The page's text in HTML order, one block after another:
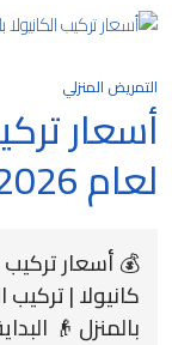
التمريض المنزلي
أسعار
لعام 2026 – 2027
💰 أسعار تركيب
كانيولا |
بالمنزل 👴